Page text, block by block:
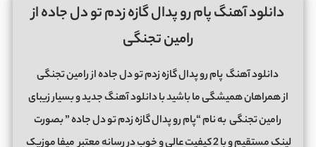
دانلود آهنگ پام رو پدال گازه زدم تو دل جاده از
رامین تجنگی
دانلود آهنگپام رو پدال گازه زدم تو دل جاده از رامین تجنگی
از همراهان همیشگی ما باشید با دانلود آهنگ جدید و بسیار زیبای
رامین تجنگیبه نام “پام رو پدال گازه زدم تو دل جاده ” بصورت
لینک مستقیم و با 2 کیفیت عالی و خوب در رسانه معتبر
میفا موزیک